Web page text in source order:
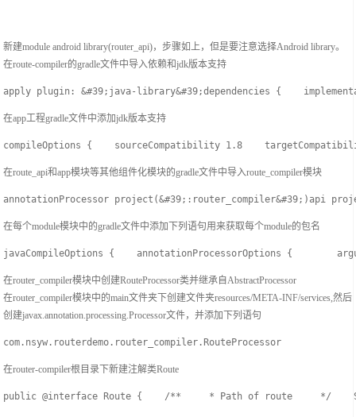
新建module android library(router_api)，步骤如上，但是要注意选择Android library。
在route-compiler的gradle文件中导入依赖和jdk版本支持
apply plugin: &#39;java-library&#39;dependencies {
在app工程gradle文件中添加jdk版本支持
compileOptions {    sourceCompatibility 1.8
在route_api和app模块等其他组件化模块的gradle文件中导入route_compiler模块
annotationProcessor project(&#39;:router_compiler&#39;)api
在每个module模块中的gradle文件中添加下列语句用来获取每个module的包名
javaCompileOptions {    annotationProcessorOptions {
在router_compiler模块中创建RouteProcessor类并继承自AbstractProcessor
在router_compiler模块中的main文件夹下创建文件夹resources/META-INF/services,然后
创建javax.annotation.processing.Processor文件，并添加下列语句
com.nsyw.routerdemo.router_compiler.RouteProcessor
在router-compiler根目录下新建注解类Route
public @interface Route {    /**     * Path of route     */